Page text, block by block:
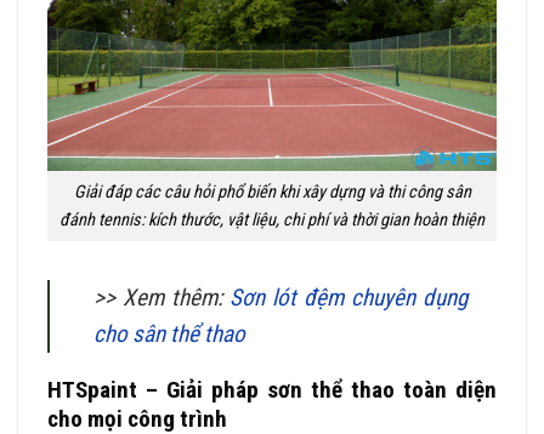
Giải đáp các câu hỏi phổ biến khi xây dựng và thi công sân
đánh tennis: kích thước, vật liệu, chi phí và thời gian hoàn thiện
>> Xem thêm: Sơn lót đệm chuyên dụng
cho sân thể thao
HTSpaint – Giải pháp sơn thể thao toàn diện
cho mọi công trình